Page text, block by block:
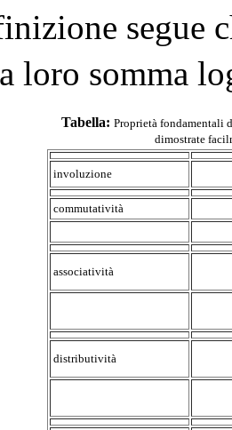
segue
loro somma
Tabella: Proprietà fondamentali
dimostrate
involuzione
commutatività
associatività
distributività